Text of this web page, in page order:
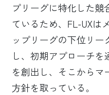
プリーグに特化した競
ているため、FL-UXは
ップリーグの下位リ
し、初期アプローチ
を創出し、そこからマ
方針を取っている。